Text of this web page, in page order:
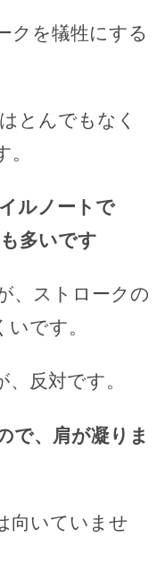
クを犠牲にする
とんでもなく
ルノートで
多いです
、ストロークの
です。
反対です。
で、肩が凝りま
向いていませ